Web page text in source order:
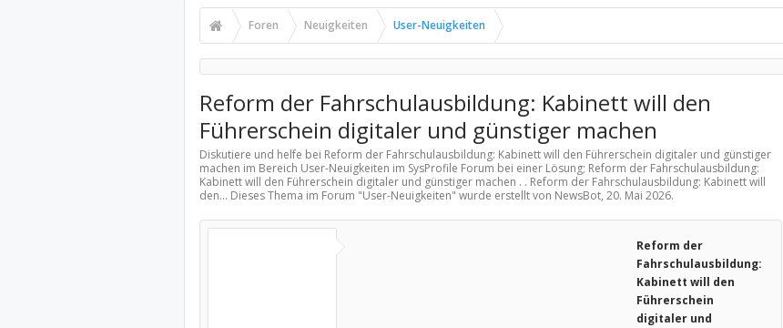
Foren Neuigkeiten User-Neuigkeiten
Reform der Fahrschulausbildung: Kabinett will den
Führerschein digitaler und günstiger machen
Diskutiere und helfe bei Reform der Fahrschulausbildung: Kabinett will den Führerschein digitaler und günstiger
machen im Bereich User-Neuigkeiten im SysProfile Forum bei einer Lösung; Reform der Fahrschulausbildung:
Kabinett will den Führerschein digitaler und günstiger machen . . Reform der Fahrschulausbildung: Kabinett will
den... Dieses Thema im Forum "User-Neuigkeiten" wurde erstellt von NewsBot, 20. Mai 2026.
Reform der
Fahrschulausbildung:
Kabinett will den
Führerschein
digitaler und